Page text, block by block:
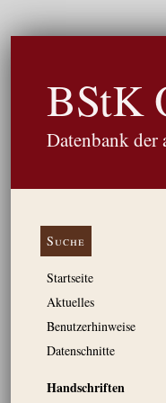
BStK
Datenbank der
Suche
Startseite
Aktuelles
Benutzerhinweise
Datenschnitte
Handschriften